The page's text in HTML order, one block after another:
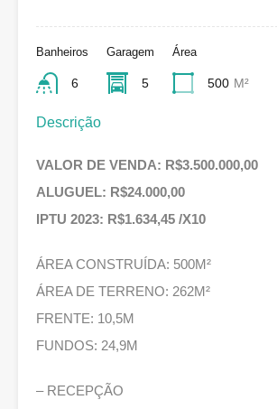
Banheiros
6
Garagem
5
Área
500 M²
Descrição
VALOR DE VENDA: R$3.500.000,00
ALUGUEL: R$24.000,00
IPTU 2023: R$1.634,45 /X10
ÁREA CONSTRUÍDA: 500M²
ÁREA DE TERRENO: 262M²
FRENTE: 10,5M
FUNDOS: 24,9M
– RECEPÇÃO